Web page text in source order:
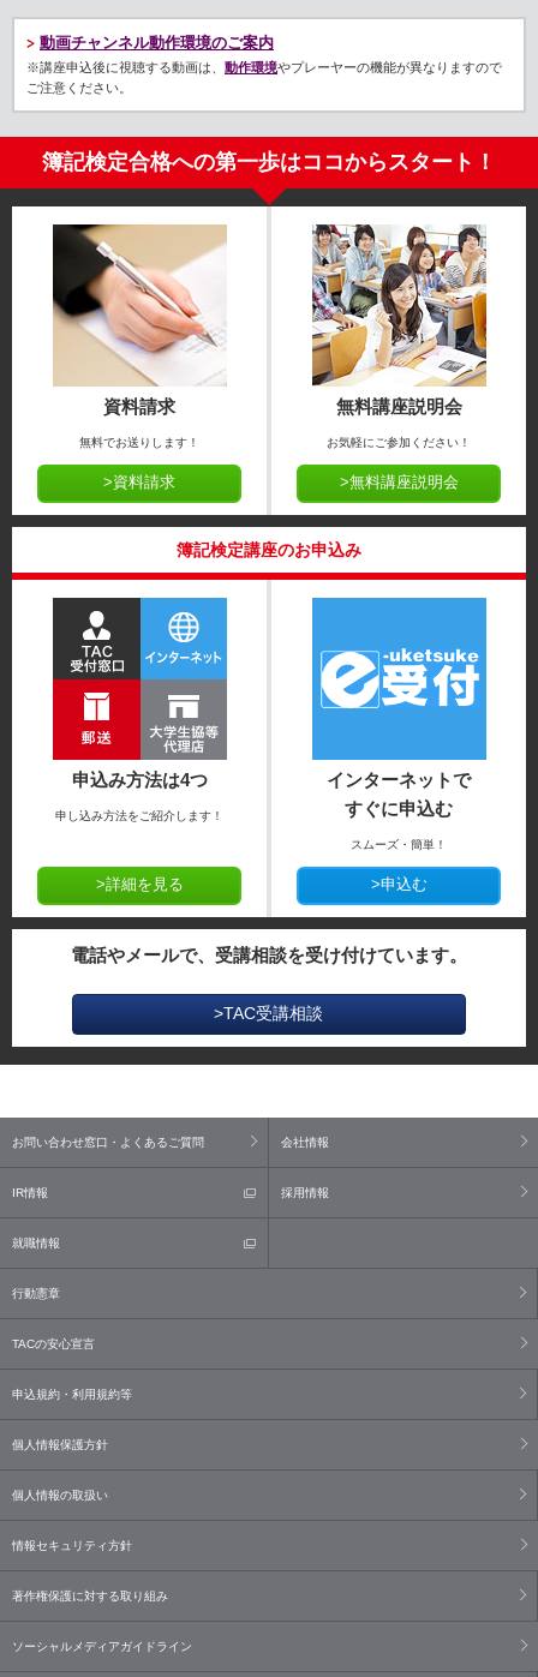
動画チャンネル動作環境のご案内
※講座申込後に視聴する動画は、 動作環境やプレーヤーの機能が異なりますので
ご注意ください。
簿記検定合格への第一歩はココからスタート！
資料請求
無料でお送りします！
>資料請求
無料講座説明会
お気軽にご参加ください！
>無料講座説明会
簿記検定講座のお申込み
申込み方法は4つ
申し込み方法をご紹介します！
>詳細を見る
インターネットで
すぐに申込む
スムーズ・簡単！
>申込む
電話やメールで、受講相談を受け付けています。
>TAC受講相談
お問い合わせ窓口・よくあるご質問 会社情報
IR情報 採用情報
就職情報
行動憲章
TACの安心宣言
申込規約・利用規約等
個人情報保護方針
個人情報の取扱い
情報セキュリティ方針
著作権保護に対する取り組み
ソーシャルメディアガイドライン